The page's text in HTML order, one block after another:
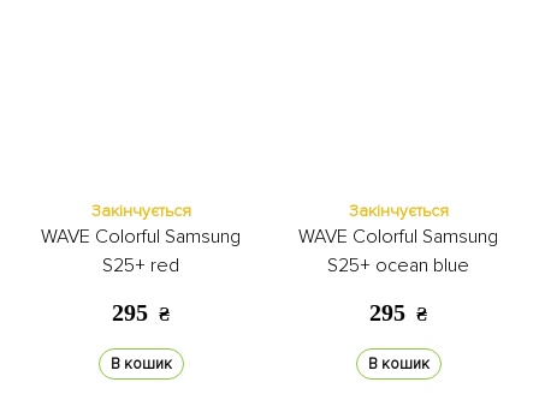
Закінчується
WAVE Colorful Samsung
S25+ red
295 ₴
В кошик
Закінчується
WAVE Colorful Samsung
S25+ ocean blue
295 ₴
В кошик